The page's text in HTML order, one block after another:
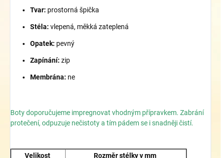
Tvar: prostorná špička
Stéla: vlepená, měkká zateplená
Opatek: pevný
Zapínání: zip
Membrána: ne
Boty doporučujeme impregnovat vhodným přípravkem. Zabrání
protečení, odpuzuje nečistoty a tím pádem se i snadněji čistí.
Velikost
Rozměr stélky v mm